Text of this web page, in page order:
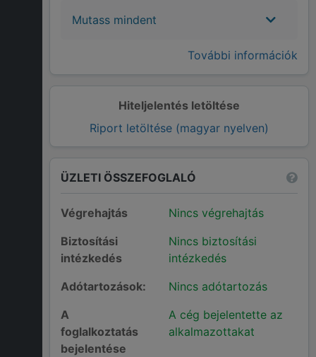
Hiteljelentés letöltése
Riport letöltése (magyar nyelven)
Mutass mindent
További információk
ÜZLETI ÖSSZEFOGLALÓ
Végrehajtás
Nincs végrehajtás
Biztosítási
intézkedés
Nincs biztosítási
intézkedés
Adótartozások:
Nincs adótartozás
A
foglalkoztatás
bejelentése
A cég bejelentette az
alkalmazottakat